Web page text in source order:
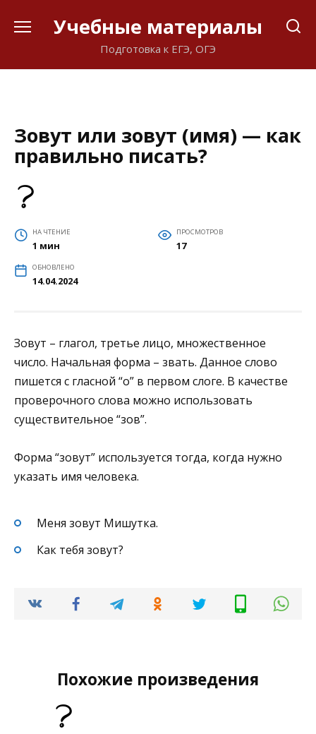
Учебные материалы
Подготовка к ЕГЭ, ОГЭ
Зовут или зовут (имя) — как
правильно писать?
НА ЧТЕНИЕ
1 мин
ПРОСМОТРОВ
17
ОБНОВЛЕНО
14.04.2024
Зовут – глагол, третье лицо, множественное
число. Начальная форма – звать. Данное слово
пишется с гласной “о” в первом слоге. В качестве
проверочного слова можно использовать
существительное “зов”.
Форма “зовут” используется тогда, когда нужно
указать имя человека.
Меня зовут Мишутка.
Как тебя зовут?
Похожие произведения